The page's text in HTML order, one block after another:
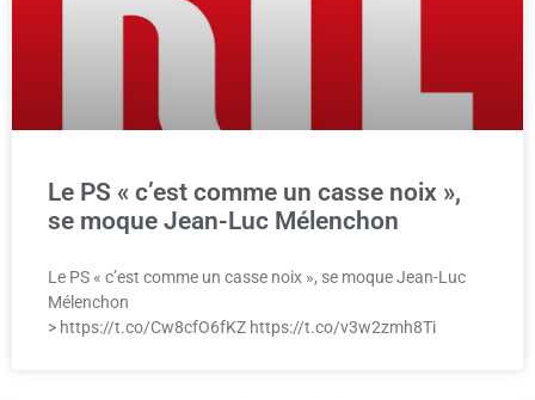
Le PS « c’est comme un casse noix »,
se moque Jean-Luc Mélenchon
Le PS « c’est comme un casse noix », se moque Jean-Luc
Mélenchon
> https://t.co/Cw8cfO6fKZ https://t.co/v3w2zmh8Ti